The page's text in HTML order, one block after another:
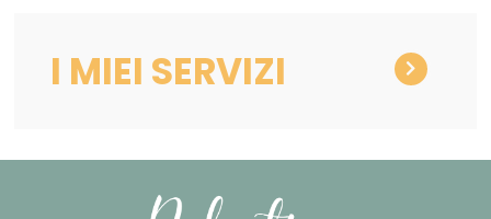
I MIEI SERVIZI